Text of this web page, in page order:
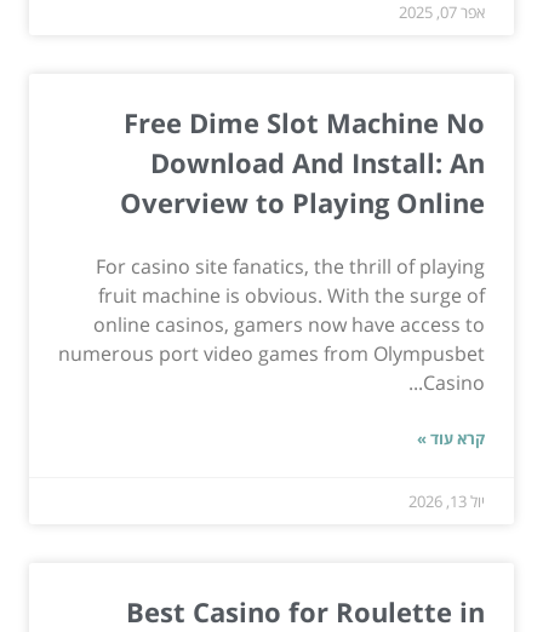
אפר 07, 2025
Free Dime Slot Machine No
Download And Install: An
Overview to Playing Online
For casino site fanatics, the thrill of playing
fruit machine is obvious. With the surge of
online casinos, gamers now have access to
numerous port video games from Olympusbet
Casino...
קרא עוד »
יול 13, 2026
Best Casino for Roulette in